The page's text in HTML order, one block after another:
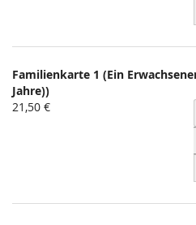
Familienkarte 1 (Ein
Jahre))
21,50 €